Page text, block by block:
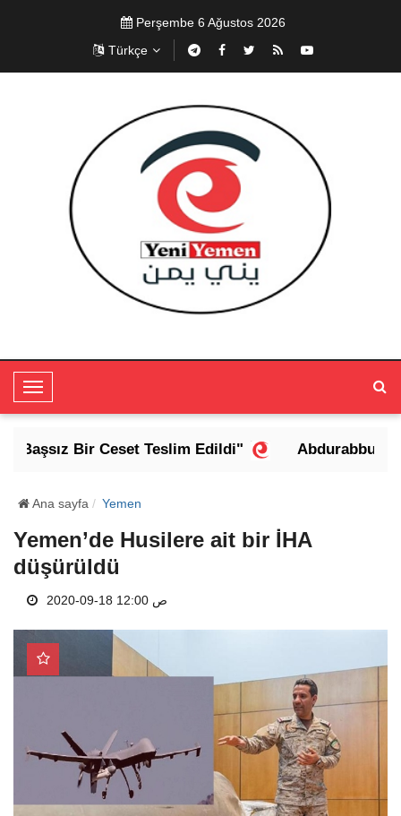
Perşembe 6 Ağustos 2026
Türkçe
T
o
g
e
a
v
g
a
Bir Ceset Teslim Edildi" Abdurabbu
Ana sayfa Yemen
Yemen’de Husilere ait bir İHA
düşürüldü
2020-09-18 12:00 ص